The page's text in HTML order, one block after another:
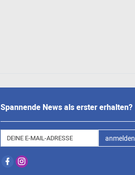
Spannende News als erster erhalten?
anmelden